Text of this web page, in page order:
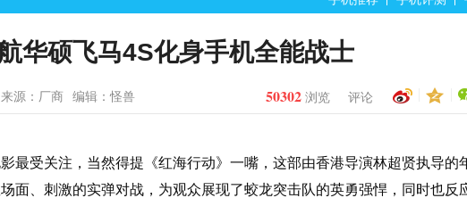
华硕飞马4S化身手机全能战士
来源：厂商 编辑：怪兽 50302 浏览 评论
最受关注，当然得提《红海行动》一嘴，这部由香港导演林超贤执导的
面、刺激的实弹对战，为观众展现了蛟龙突击队的英勇强悍，同时也反